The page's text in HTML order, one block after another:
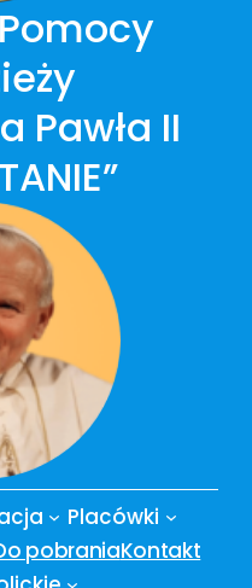
Pawła II
Placówki
pobraniaKontakt